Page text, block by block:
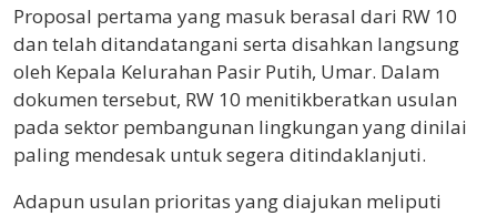
Proposal pertama yang masuk berasal dari RW 10
dan telah ditandatangani serta disahkan langsung
oleh Kepala Kelurahan Pasir Putih, Umar. Dalam
dokumen tersebut, RW 10 menitikberatkan usulan
pada sektor pembangunan lingkungan yang dinilai
paling mendesak untuk segera ditindaklanjuti.
Adapun usulan prioritas yang diajukan meliputi